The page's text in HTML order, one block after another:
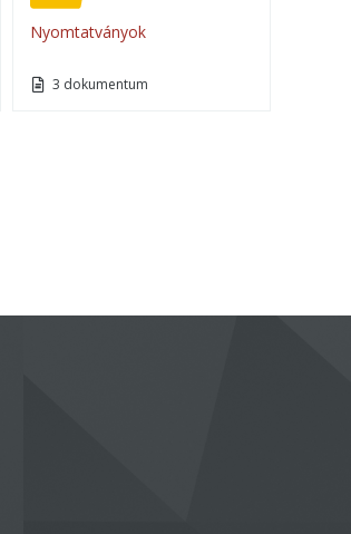
Nyomtatványok
3 dokumentum